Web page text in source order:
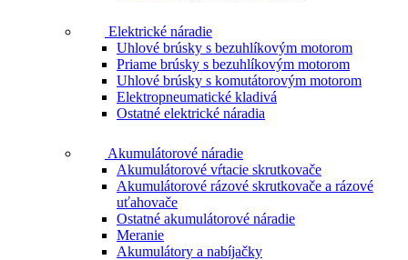
Elektrické náradie
Uhlové brúsky s bezuhlíkovým motorom
Priame brúsky s bezuhlíkovým motorom
Uhlové brúsky s komutátorovým motorom
Elektropneumatické kladivá
Ostatné elektrické náradia
Akumulátorové náradie
Akumulátorové vŕtacie skrutkovače
Akumulátorové rázové skrutkovače a rázové
uťahovače
Ostatné akumulátorové náradie
Meranie
Akumulátory a nabíjačky